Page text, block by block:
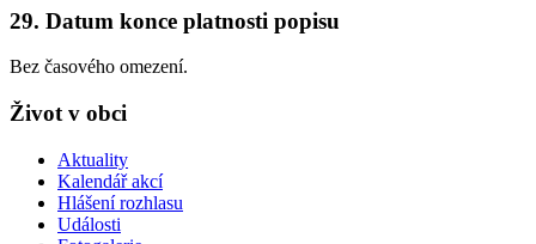
29. Datum konce platnosti popisu
Bez časového omezení.
Život v obci
Aktuality
Kalendář akcí
Hlášení rozhlasu
Události